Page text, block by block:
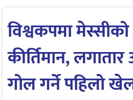
विश्वकपमा
कीर्तिमान,
गोल गर्ने पहिलो